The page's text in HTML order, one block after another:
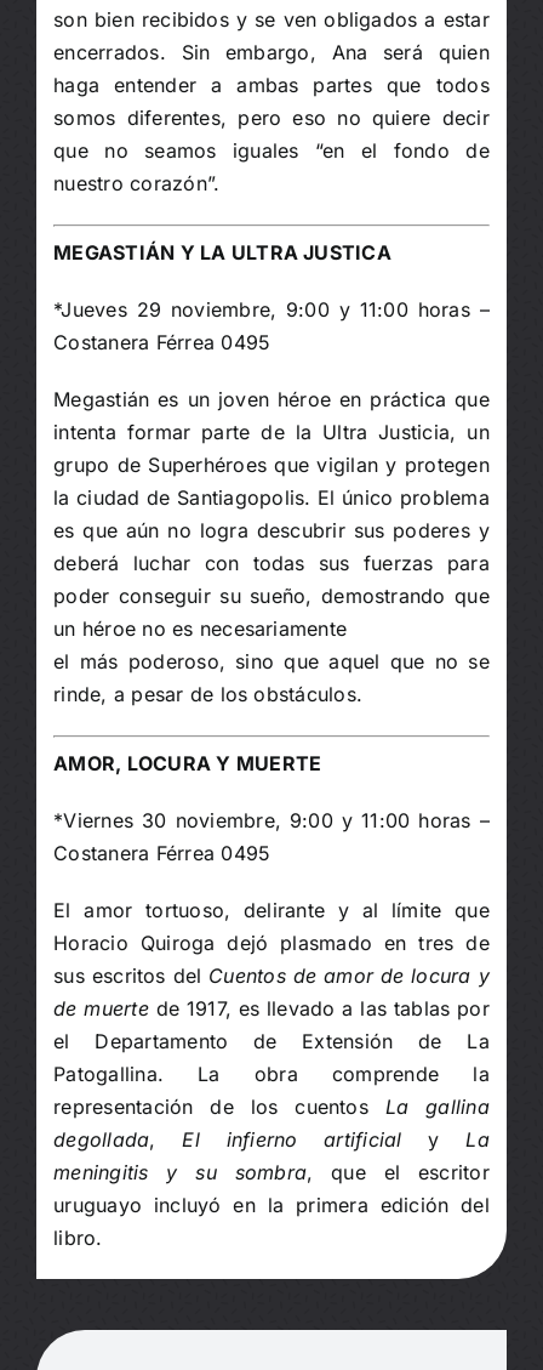
son bien recibidos y se ven obligados a estar
encerrados. Sin embargo, Ana será quien
haga entender a ambas partes que todos
somos diferentes, pero eso no quiere decir
que no seamos iguales “en el fondo de
nuestro corazón”.
MEGASTIÁN Y LA ULTRA JUSTICA
*Jueves 29 noviembre, 9:00 y 11:00 horas –
Costanera Férrea 0495
Megastián es un joven héroe en práctica que
intenta formar parte de la Ultra Justicia, un
grupo de Superhéroes que vigilan y protegen
la ciudad de Santiagopolis. El único problema
es que aún no logra descubrir sus poderes y
deberá luchar con todas sus fuerzas para
poder conseguir su sueño, demostrando que
un héroe no es necesariamente
el más poderoso, sino que aquel que no se
rinde, a pesar de los obstáculos.
AMOR, LOCURA Y MUERTE
*Viernes 30 noviembre, 9:00 y 11:00 horas –
Costanera Férrea 0495
El amor tortuoso, delirante y al límite que
Horacio Quiroga dejó plasmado en tres de
sus escritos del Cuentos de amor de locura y
de muertede 1917, es llevado a las tablas por
el Departamento de Extensión de La
Patogallina. La obra comprende la
representación de los cuentos La gallina
degollada, El infierno artificial y La
meningitis y su sombra, que el escritor
uruguayo incluyó en la primera edición del
libro.